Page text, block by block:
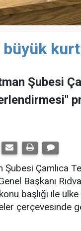
büyük
Şubesi
Şubesi Çamlıca
Başkanı
başlığı ile
çerçevesinde